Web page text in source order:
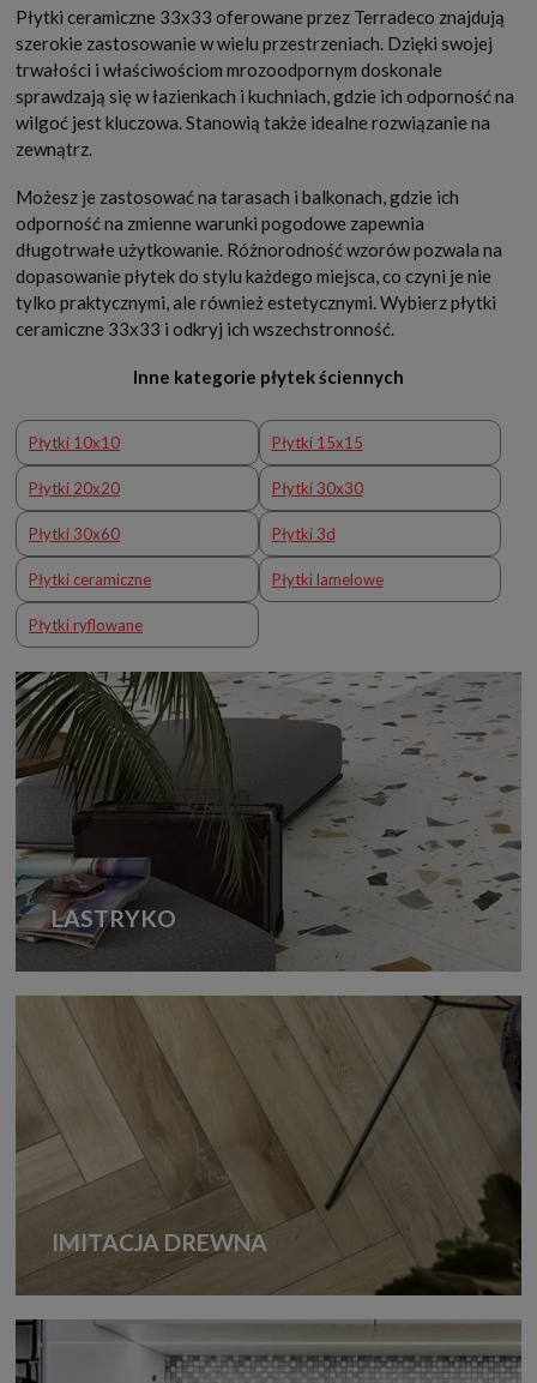
Płytki ceramiczne 33x33 oferowane przez Terradeco znajdują
szerokie zastosowanie w wielu przestrzeniach. Dzięki swojej
trwałości i właściwościom mrozoodpornym doskonale
sprawdzają się w łazienkach i kuchniach, gdzie ich odporność na
wilgoć jest kluczowa. Stanowią także idealne rozwiązanie na
zewnątrz.
Możesz je zastosować na tarasach i balkonach, gdzie ich
odporność na zmienne warunki pogodowe zapewnia
długotrwałe użytkowanie. Różnorodność wzorów pozwala na
dopasowanie płytek do stylu każdego miejsca, co czyni je nie
tylko praktycznymi, ale również estetycznymi. Wybierz płytki
ceramiczne 33x33 i odkryj ich wszechstronność.
Inne kategorie płytek ściennych
Płytki 10x10 Płytki 15x15
Płytki 20x20 Płytki 30x30
Płytki 30x60 Płytki 3d
Płytki ceramiczne Płytki lamelowe
Płytki ryflowane
LASTRYKO
IMITACJA DREWNA